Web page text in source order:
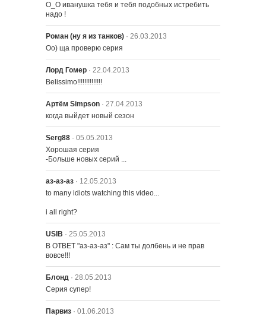
2421 – Сага о Карле
2403 – Приключения в Детском
Транспорте
О_О иванушка тебя и тебя подобных истребить
надо !
Роман (ну я из танков) · 26.03.2013
Оо) ща проверю серия
Лорд Гомер · 22.04.2013
Belissimo!!!!!!!!!!!!!!
Артём Simpson · 27.04.2013
когда выйдет новый сезон
Serg88 · 05.05.2013
Хорошая серия
-Больше новых серий ...
аз-аз-аз · 12.05.2013
to many idiots watching this video...
i all right?
USIB · 25.05.2013
В ОТВЕТ "аз-аз-аз" : Сам ты долбень и не прав
вовсе!!!
Блонд · 28.05.2013
Серия супер!
Парвиз · 01.06.2013